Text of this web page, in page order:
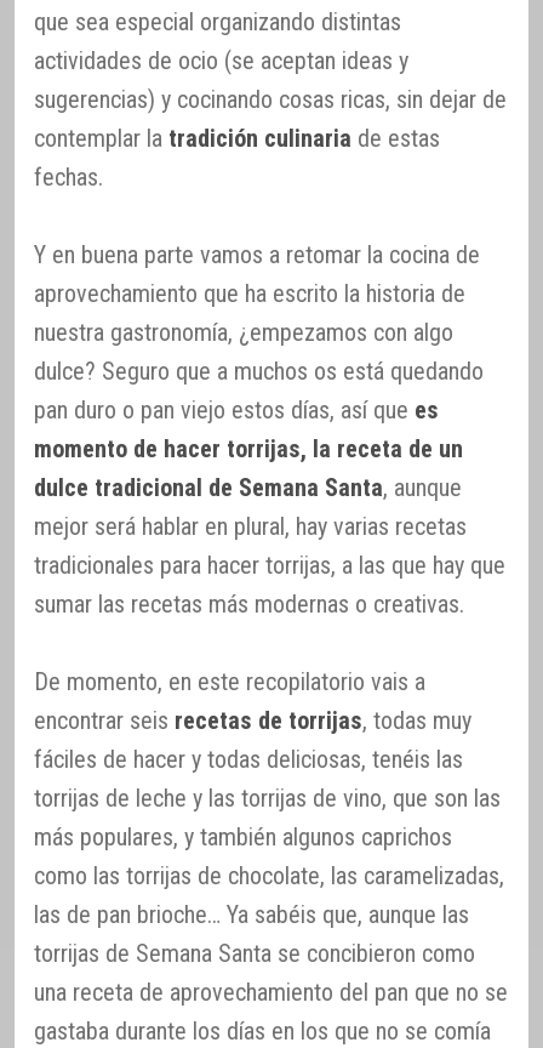
que sea especial organizando distintas
actividades de ocio (se aceptan ideas y
sugerencias) y cocinando cosas ricas, sin dejar de
contemplar la tradición culinaria de estas
fechas.
Y en buena parte vamos a retomar la cocina de
aprovechamiento que ha escrito la historia de
nuestra gastronomía, ¿empezamos con algo
dulce? Seguro que a muchos os está quedando
pan duro o pan viejo estos días, así que es
momento de hacer torrijas, la receta de un
dulce tradicional de Semana Santa, aunque
mejor será hablar en plural, hay varias recetas
tradicionales para hacer torrijas, a las que hay que
sumar las recetas más modernas o creativas.
De momento, en este recopilatorio vais a
encontrar seis recetas de torrijas, todas muy
fáciles de hacer y todas deliciosas, tenéis las
torrijas de leche y las torrijas de vino, que son las
más populares, y también algunos caprichos
como las torrijas de chocolate, las caramelizadas,
las de pan brioche… Ya sabéis que, aunque las
torrijas de Semana Santa se concibieron como
una receta de aprovechamiento del pan que no se
gastaba durante los días en los que no se comía